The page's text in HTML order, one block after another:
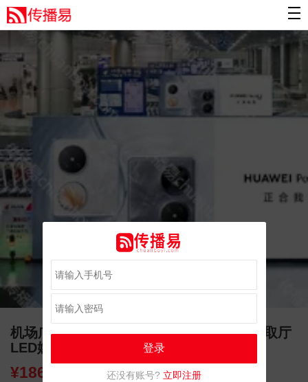
机场广告 双流国际机场T2国内到达行李提取厅
LED媒体广告
¥186000.00
登录
还没有账号? 立即注册